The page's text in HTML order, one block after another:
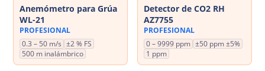
Anemómetro para Grúa
WL-21
PROFESIONAL
0.3 – 50 m/s
±2 % FS
500 m inalámbrico
Detector de CO2 RH
AZ7755
PROFESIONAL
0 – 9999 ppm ±50 ppm ±5%
1 ppm